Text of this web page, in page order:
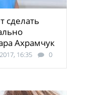
сделать
Ахрамчук
16:35 0